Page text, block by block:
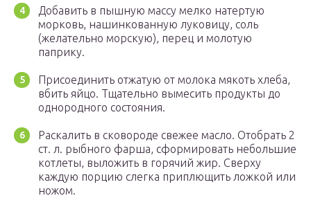
Добавить в пышную массу мелко натертую
морковь, нашинкованную луковицу, соль
(желательно морскую), перец и молотую
паприку.
Присоединить отжатую от молока мякоть хлеба,
вбить яйцо. Тщательно вымесить продукты до
однородного состояния.
Раскалить в сковороде свежее масло. Отобрать 2
ст. л. рыбного фарша, сформировать небольшие
котлеты, выложить в горячий жир. Сверху
каждую порцию слегка приплющить ложкой или
ножом.